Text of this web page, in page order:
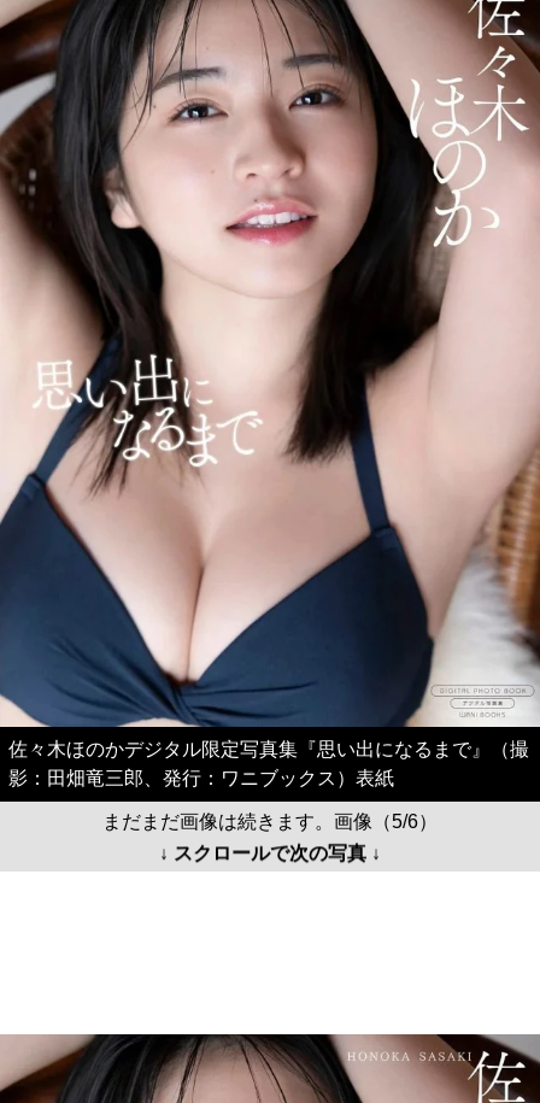
佐々木ほのかデジタル限定写真集『思い出になるまで』（撮
影：田畑竜三郎、発行：ワニブックス）表紙
まだまだ画像は続きます。画像（5/6）
↓ スクロールで次の写真 ↓